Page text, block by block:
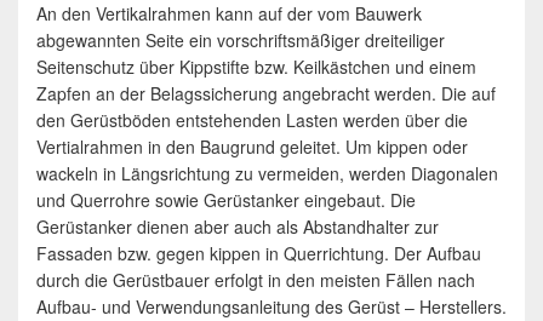
An den Vertikalrahmen kann auf der vom Bauwerk
abgewannten Seite ein vorschriftsmäßiger dreiteiliger
Seitenschutz über Kippstifte bzw. Keilkästchen und einem
Zapfen an der Belagssicherung angebracht werden. Die auf
den Gerüstböden entstehenden Lasten werden über die
Vertialrahmen in den Baugrund geleitet. Um kippen oder
wackeln in Längsrichtung zu vermeiden, werden Diagonalen
und Querrohre sowie Gerüstanker eingebaut. Die
Gerüstanker dienen aber auch als Abstandhalter zur
Fassaden bzw. gegen kippen in Querrichtung. Der Aufbau
durch die Gerüstbauer erfolgt in den meisten Fällen nach
Aufbau- und Verwendungsanleitung des Gerüst – Herstellers.